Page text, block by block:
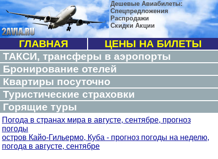
Дешевые Авиабилеты:
Спецпредложения
Распродажи
Скидки Акции
ГЛАВНАЯ
ЦЕНЫ НА БИЛЕТЫ
ТАКСИ, трансферы в аэропорты
Бронирование отелей
Квартиры посуточно
Туристические страховки
Горящие туры
Погода в странах мира в августе, сентябре, прогноз
погоды
остров Кайо-Гильермо, Куба - прогноз погоды на неделю,
погода в августе, сентябре